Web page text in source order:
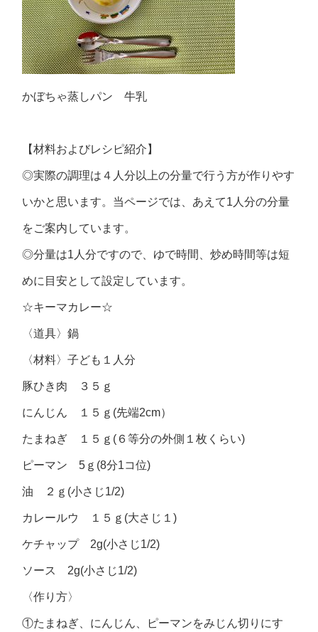
かぼちゃ蒸しパン 牛乳
【材料およびレシピ紹介】
◎実際の調理は４人分以上の分量で行う方が作りやす
いかと思います。当ページでは、あえて1人分の分量
をご案内しています。
◎分量は1人分ですので、ゆで時間、炒め時間等は短
めに目安として設定しています。
☆キーマカレー☆
〈道具〉鍋
〈材料〉子ども１人分
豚ひき肉 ３５ｇ
にんじん １５ｇ(先端2cm）
たまねぎ １５ｇ(６等分の外側１枚くらい)
ピーマン 5ｇ(8分1コ位)
油 ２ｇ(小さじ1/2)
カレールウ １５ｇ(大さじ１)
ケチャップ 2g(小さじ1/2)
ソース 2g(小さじ1/2)
〈作り方〉
①たまねぎ、にんじん、ピーマンをみじん切りにす